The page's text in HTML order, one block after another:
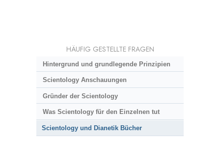
HÄUFIG GESTELLTE FRAGEN
Hintergrund und grundlegende Prinzipien
Scientology Anschauungen
Gründer der Scientology
Was Scientology für den Einzelnen tut
Scientology und Dianetik Bücher